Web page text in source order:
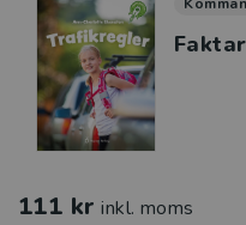
111 kr inkl. moms